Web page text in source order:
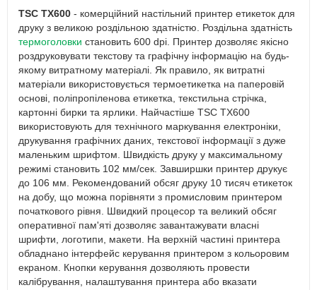
TSC TX600 - комерційний настільний принтер етикеток для
друку з великою роздільною здатністю. Роздільна здатність
термоголовки становить 600 dpi. Принтер дозволяє якісно
роздруковувати текстову та графічну інформацію на будь-
якому витратному матеріалі. Як правило, як витратні
матеріали використовується термоетикетка на паперовій
основі, поліпропіленова етикетка, текстильна стрічка,
картонні бирки та ярлики. Найчастіше TSC TX600
використовують для технічного маркування електроніки,
друкування графічних даних, текстової інформації з дуже
маленьким шрифтом. Швидкість друку у максимальному
режимі становить 102 мм/сек. Завширшки принтер друкує
до 106 мм. Рекомендований обсяг друку 10 тисяч етикеток
на добу, що можна порівняти з промисловим принтером
початкового рівня. Швидкий процесор та великий обсяг
оперативної пам'яті дозволяє завантажувати власні
шрифти, логотипи, макети. На верхній частині принтера
обладнано інтерфейс керування принтером з кольоровим
екраном. Кнопки керування дозволяють провести
калібрування, налаштування принтера або вказати